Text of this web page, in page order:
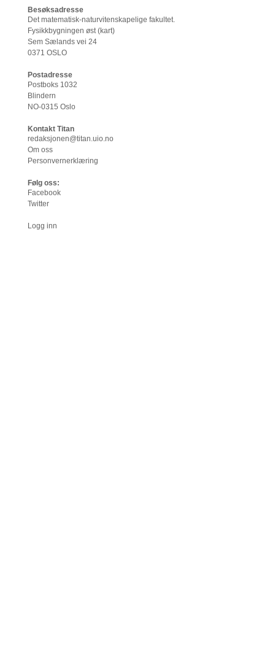
Besøksadresse
Det matematisk-naturvitenskapelige fakultet.
Fysikkbygningen øst (kart)
Sem Sælands vei 24
0371 OSLO
Postadresse
Postboks 1032
Blindern
NO-0315 Oslo
Kontakt Titan
redaksjonen@titan.uio.no
Om oss
Personvernerklæring
Følg oss:
Facebook
Twitter
Logg inn